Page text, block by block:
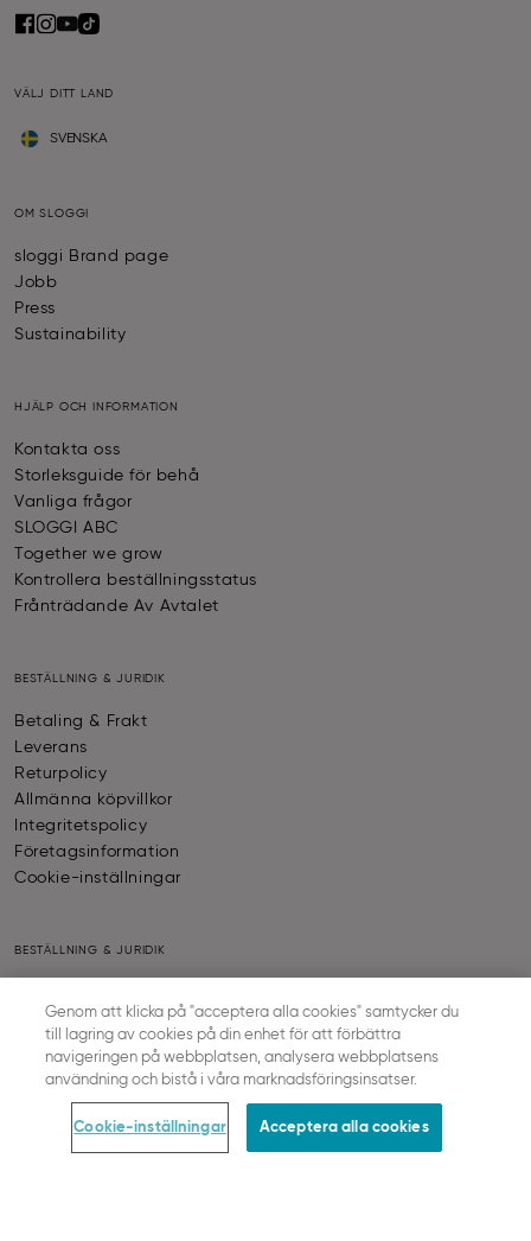
VÄLJ DITT LAND
SVENSKA
OM SLOGGI
sloggi Brand page
Jobb
Press
Sustainability
HJÄLP OCH INFORMATION
Kontakta oss
Storleksguide för behå
Vanliga frågor
SLOGGI ABC
Together we grow
Kontrollera beställningsstatus
Frånträdande Av Avtalet
BESTÄLLNING & JURIDIK
Betaling & Frakt
Leverans
Returpolicy
Allmänna köpvillkor
Integritetspolicy
Företagsinformation
Cookie-inställningar
BESTÄLLNING & JURIDIK
Leverans
Returpolicy
Allmänna köpvillkor
Företagsinformation
Cookie-inställningar
Genom att klicka på "acceptera alla cookies" samtycker du
till lagring av cookies på din enhet för att förbättra
navigeringen på webbplatsen, analysera webbplatsens
användning och bistå i våra marknadsföringsinsatser.
Cookie-inställningar Acceptera alla cookies